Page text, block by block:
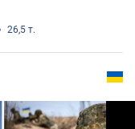
26,5 т.